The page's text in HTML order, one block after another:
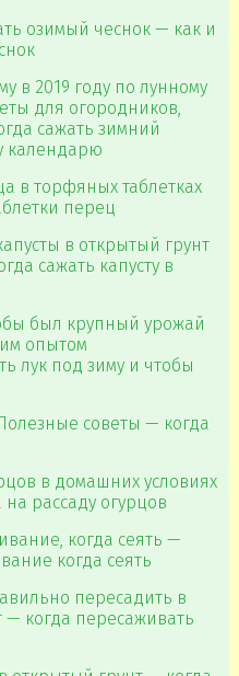
озимый чеснок — как и
в 2019 году по лунному
для огородников,
сажать зимний
календарю
в торфяных таблетках
перец
в открытый грунт
сажать капусту в
был крупный урожай
опытом
лук под зиму и чтобы
советы — когда
в домашних условиях
рассаду огурцов
когда сеять —
когда сеять
пересадить в
— когда пересаживать